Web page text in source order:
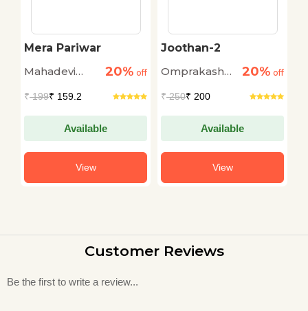
Mera Pariwar
Mahadevi
20% off
₹199₹ 159.2
Available
View
Joothan-2
Omprakash
20% off
₹250₹ 200
Available
View
Customer Reviews
Be the first to write a review...